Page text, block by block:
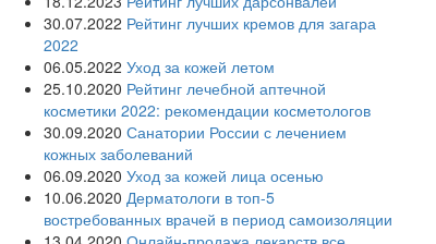
30.07.2022 Рейтинг лучших кремов для загара
2022
06.05.2022 Уход за кожей летом
25.10.2020 Рейтинг лечебной аптечной
косметики 2022: рекомендации косметологов
30.09.2020 Санатории России с лечением
кожных заболеваний
06.09.2020 Уход за кожей лица осенью
10.06.2020 Дерматологи в топ-5
востребованных врачей в период самоизоляции